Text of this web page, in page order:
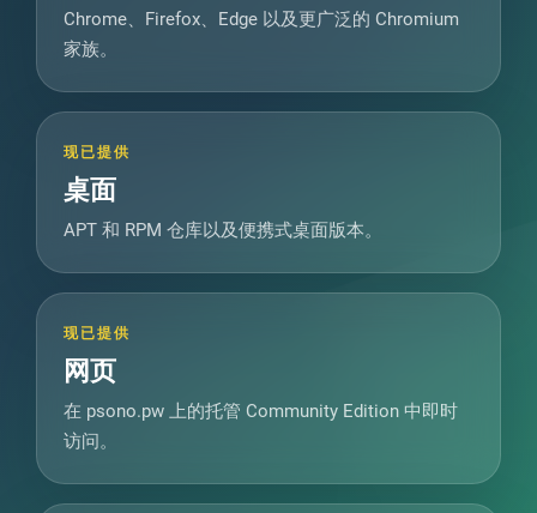
Chrome、Firefox、Edge 以及更广泛的 Chromium
家族。
现已提供
桌面
APT 和 RPM 仓库以及便携式桌面版本。
现已提供
网页
在 psono.pw 上的托管 Community Edition 中即时
访问。